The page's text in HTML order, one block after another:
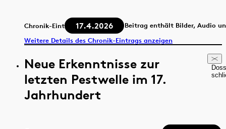
Chronik-Eintrag 17.4.2026
Beitrag enthält Bilder, Audio
Weitere Details des Chronik-Eintrags anzeigen
Neue Erkenntnisse zur
letzten Pestwelle im 17.
Jahrhundert